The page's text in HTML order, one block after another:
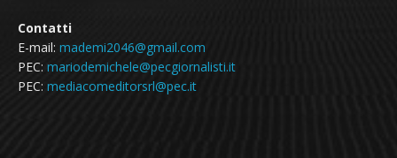
Contatti
E-mail: mademi2046@gmail.com
PEC: mariodemichele@pecgiornalisti.it
PEC: mediacomeditorsrl@pec.it